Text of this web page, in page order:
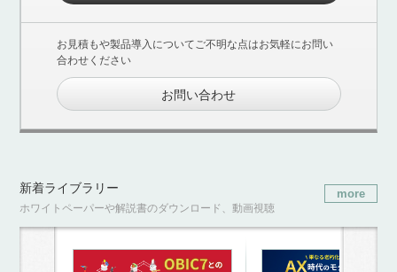
お見積もや製品導入についてご不明な点はお気軽にお問い
合わせください
お問い合わせ
新着ライブラリー
ホワイトペーパーや解説書のダウンロード、動画視聴
more